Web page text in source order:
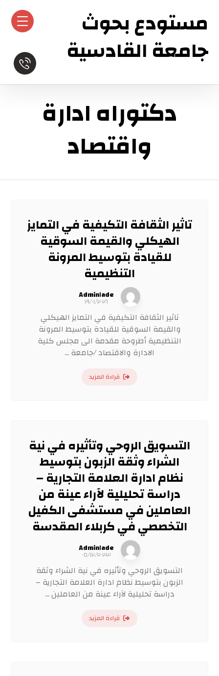
مستودع بحوث
جامعة القادسية
دكتوراه ادارة
واقتصاد
تاثير الثقافة التكيفية في التمايز
الهيكلي والقيمة السوقية
للقيادة بتوسيط المرونة
التنظيمية
Admin١ade
١٩/٠١/٢٠٢٦
تاثير الثقافة التكيفية في التمايز الهيكلي
والقيمة السوقية للقيادة بتوسيط المرونة
التنظيمية أطروحة مقدمة الى مجلس كلية
الادارة والاقتصاد /جامعة ...
قراءة المزيد
التسويق الروحي وتأثيره في نية
الشراء وثقة الزبون بتوسيط
نظام ادارة العلامة التجارية –
دراسة تحليلية لآراء عينة من
العاملين في مستشفى الكفيل
التخصصي في كربلاء المقدسة
Admin١ade
٠٥/١٢/٢٠٢٣
التسويق الروحي وتأثيره في نية الشراء وثقة
الزبون بتوسيط نظام ادارة العلامة التجارية –
دراسة تحليلية لآراء عينة من العاملين ...
قراءة المزيد